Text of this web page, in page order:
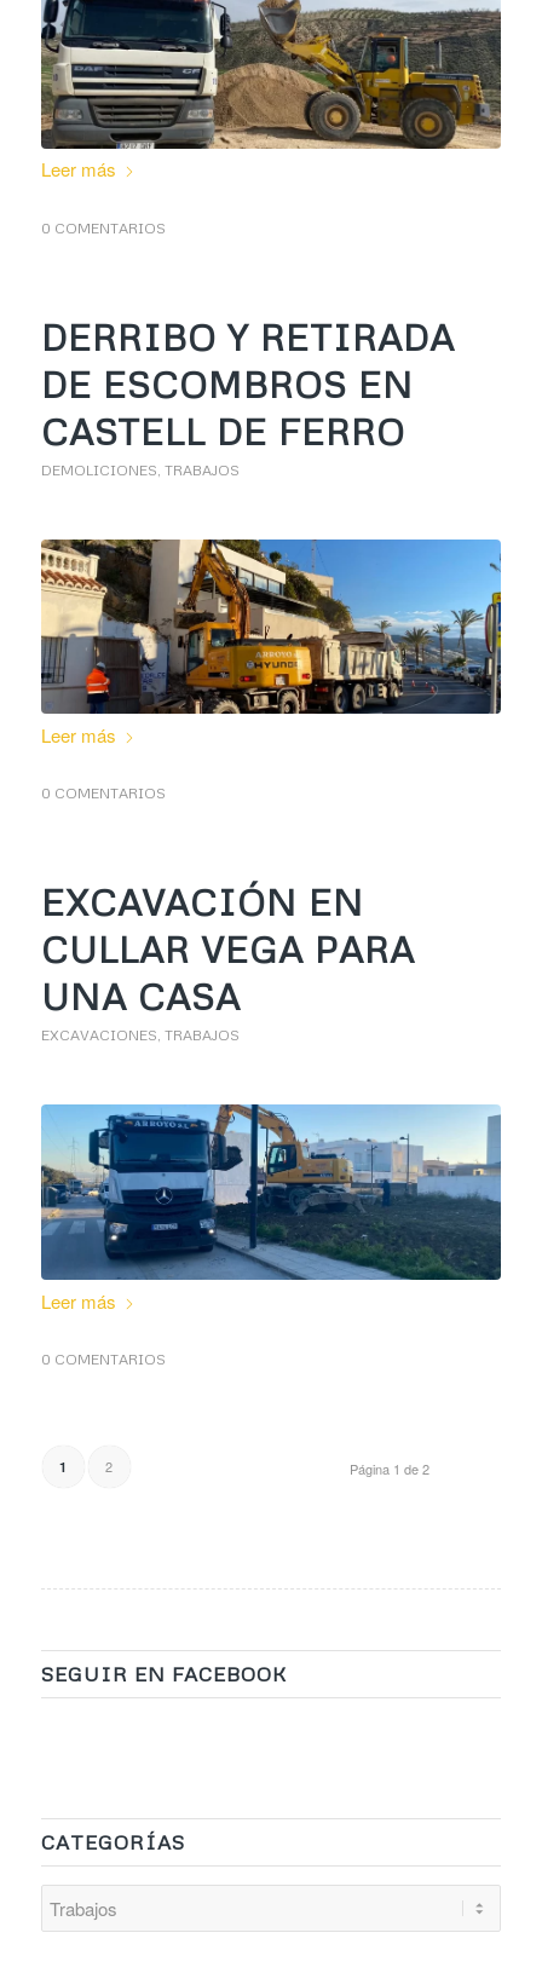
Leer más
0 COMENTARIOS
DERRIBO Y RETIRADA
DE ESCOMBROS EN
CASTELL DE FERRO
DEMOLICIONES TRABAJOS
Leer más
0 COMENTARIOS
EXCAVACIÓN EN
CULLAR VEGA PARA
UNA CASA
EXCAVACIONES, TRABAJOS
Leer más
0 COMENTARIOS
Página 1 de 2
1 2
SEGUIR EN FACEBOOK
CATEGORÍAS
Categorías